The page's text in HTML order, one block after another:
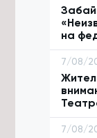
на
7/08/
7/08/